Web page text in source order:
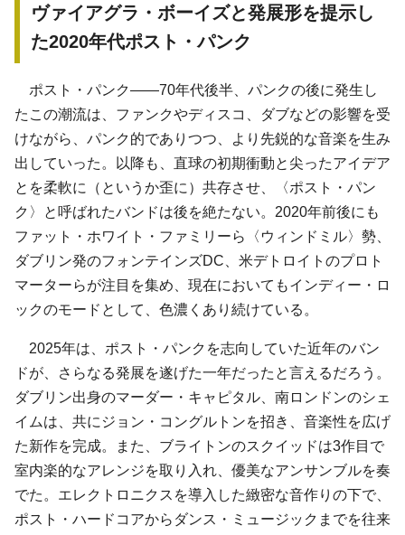
ヴァイアグラ・ボーイズと発展形を提示し
た2020年代ポスト・パンク
ポスト・パンク――70年代後半、パンクの後に発生し
たこの潮流は、ファンクやディスコ、ダブなどの影響を受
けながら、パンク的でありつつ、より先鋭的な音楽を生み
出していった。以降も、直球の初期衝動と尖ったアイデア
とを柔軟に（というか歪に）共存させ、〈ポスト・パン
ク〉と呼ばれたバンドは後を絶たない。2020年前後にも
ファット・ホワイト・ファミリーら〈ウィンドミル〉勢、
ダブリン発のフォンテインズDC、米デトロイトのプロト
マーターらが注目を集め、現在においてもインディー・ロ
ックのモードとして、色濃くあり続けている。
2025年は、ポスト・パンクを志向していた近年のバン
ドが、さらなる発展を遂げた一年だったと言えるだろう。
ダブリン出身のマーダー・キャピタル、南ロンドンのシェ
イムは、共にジョン・コングルトンを招き、音楽性を広げ
た新作を完成。また、ブライトンのスクイッドは3作目で
室内楽的なアレンジを取り入れ、優美なアンサンブルを奏
でた。エレクトロニクスを導入した緻密な音作りの下で、
ポスト・ハードコアからダンス・ミュージックまでを往来